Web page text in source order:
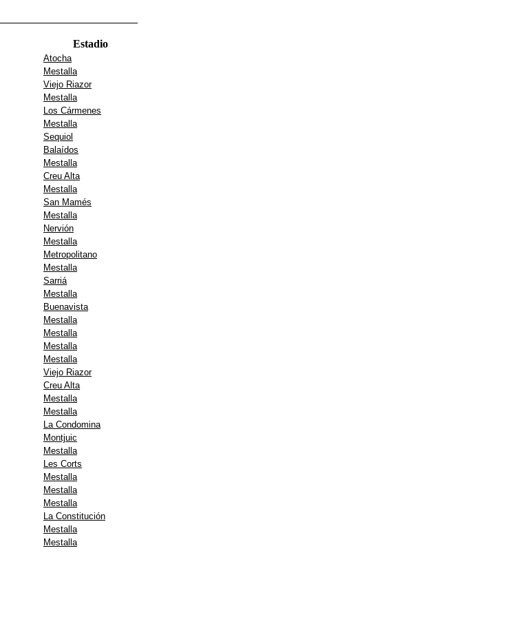
Estadio
Atocha
Mestalla
Viejo Riazor
Mestalla
Los Cármenes
Mestalla
Sequiol
Balaídos
Mestalla
Creu Alta
Mestalla
San Mamés
Mestalla
Nervión
Mestalla
Metropolitano
Mestalla
Sarriá
Mestalla
Buenavista
Mestalla
Mestalla
Mestalla
Mestalla
Viejo Riazor
Creu Alta
Mestalla
Mestalla
La Condomina
Montjuic
Mestalla
Les Corts
Mestalla
Mestalla
Mestalla
La Constitución
Mestalla
Mestalla